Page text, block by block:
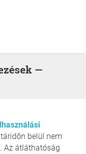
belül nem
Az átláthatóság